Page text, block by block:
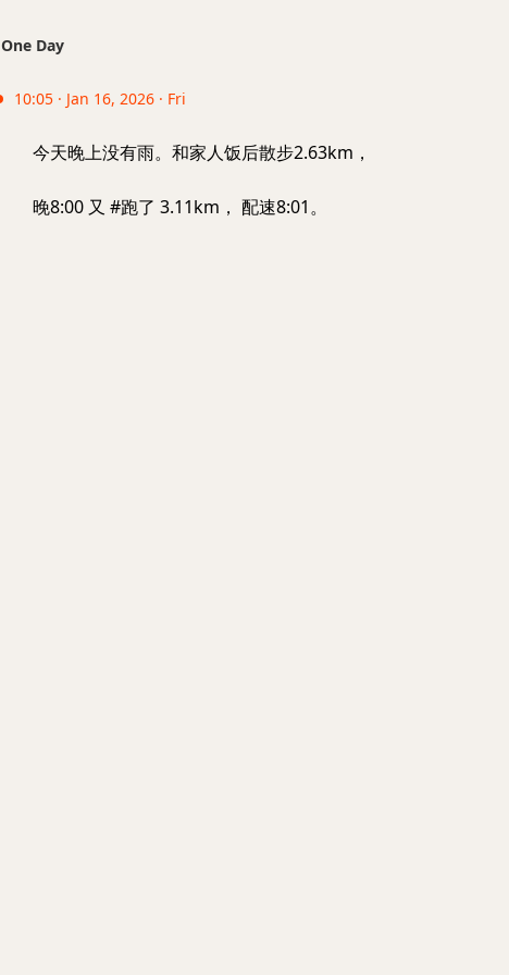
One Day
10:05 · Jan 16, 2026 · Fri
今天晚上没有雨。和家人饭后散步2.63km，
晚8:00 又 #跑了 3.11km， 配速8:01。